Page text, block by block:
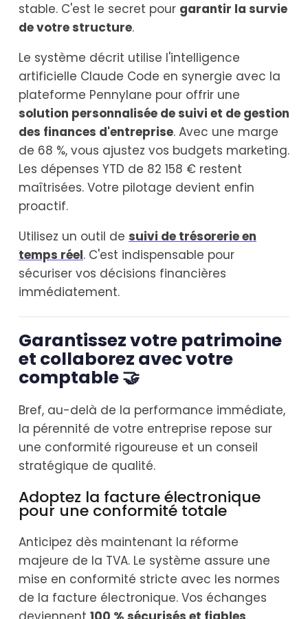
stable. C'est le secret pour garantir la survie
de votre structure.
Le système décrit utilise l'intelligence
artificielle Claude Code en synergie avec la
plateforme Pennylane pour offrir une
solution personnalisée de suivi et de gestion
des finances d'entreprise. Avec une marge
de 68 %, vous ajustez vos budgets marketing.
Les dépenses YTD de 82 158 € restent
maîtrisées. Votre pilotage devient enfin
proactif.
Utilisez un outil de suivi de trésorerie en
temps réel. C'est indispensable pour
sécuriser vos décisions financières
immédiatement.
Garantissez votre patrimoine
et collaborez avec votre
comptable 🤝
Bref, au-delà de la performance immédiate,
la pérennité de votre entreprise repose sur
une conformité rigoureuse et un conseil
stratégique de qualité.
Adoptez la facture électronique
pour une conformité totale
Anticipez dès maintenant la réforme
majeure de la TVA. Le système assure une
mise en conformité stricte avec les normes
de la facture électronique. Vos échanges